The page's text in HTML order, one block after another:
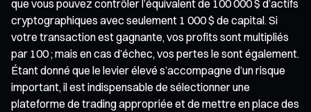
que vous pouvez contrôler l’équivalent de 100 000 $ d’actifs
cryptographiques avec seulement 1 000 $ de capital. Si
votre transaction est gagnante, vos profits sont multipliés
par 100 ; mais en cas d’échec, vos pertes le sont également.
Étant donné que le levier élevé s’accompagne d’un risque
important, il est indispensable de sélectionner une
plateforme de trading appropriée et de mettre en place des